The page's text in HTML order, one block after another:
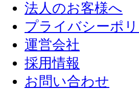
法人のお客様へ
プライバシーポ
運営会社
採用情報
お問い合わせ